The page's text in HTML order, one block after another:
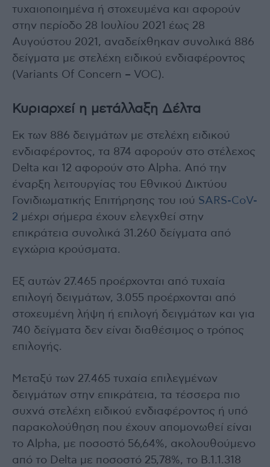
τυχαιοποιημένα ή στοχευμένα και αφορούν
στην περίοδο 28 Ιουλίου 2021 έως 28
Αυγούστου 2021, αναδείχθηκαν συνολικά 886
δείγματα με στελέχη ειδικού ενδιαφέροντος
(Variants Of Concern – VOC).
Κυριαρχεί η μετάλλαξη Δέλτα
Εκ των 886 δειγμάτων με στελέχη ειδικού
ενδιαφέροντος, τα 874 αφορούν στο στέλεχος
Delta και 12 αφορούν στο Alpha. Από την
έναρξη λειτουργίας του Εθνικού Δικτύου
Γονιδιωματικής Επιτήρησης του ιού SARS-CoV-
2 μέχρι σήμερα έχουν ελεγχθεί στην
επικράτεια συνολικά 31.260 δείγματα από
εγχώρια κρούσματα.
Εξ αυτών 27.465 προέρχονται από τυχαία
επιλογή δειγμάτων, 3.055 προέρχονται από
στοχευμένη λήψη ή επιλογή δειγμάτων και για
740 δείγματα δεν είναι διαθέσιμος ο τρόπος
επιλογής.
Μεταξύ των 27.465 τυχαία επιλεγμένων
δειγμάτων στην επικράτεια, τα τέσσερα πιο
συχνά στελέχη ειδικού ενδιαφέροντος ή υπό
παρακολούθηση που έχουν απομονωθεί είναι
το Alpha, με ποσοστό 56,64%, ακολουθούμενο
από το Delta με ποσοστό 25,78%, το B.1.1.318